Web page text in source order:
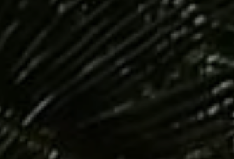
Hotels
Reise planen